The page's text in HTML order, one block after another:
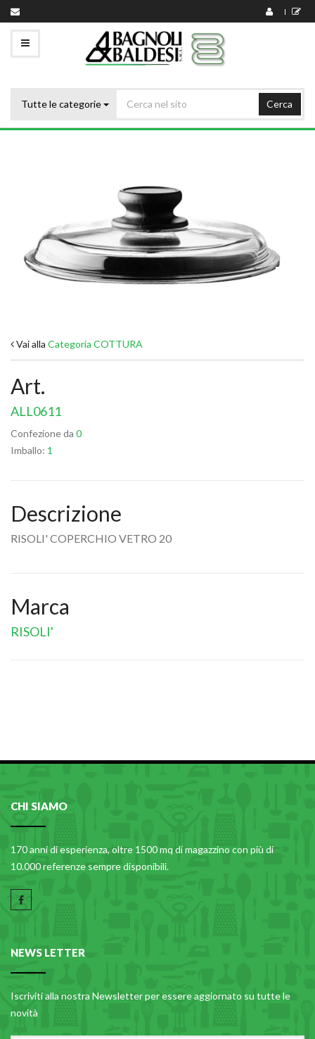
Tutte le categorie Cerca
Vai alla Categoria COTTURA
Art.
ALL0611
Confezione da 0
Imballo: 1
Descrizione
RISOLI' COPERCHIO VETRO 20
Marca
RISOLI'
CHI SIAMO
170 anni di esperienza, oltre 1500 mq di magazzino con più di
10.000 referenze sempre disponibili.
NEWS LETTER
Iscriviti alla nostra Newsletter per essere aggiornato su tutte le
novità